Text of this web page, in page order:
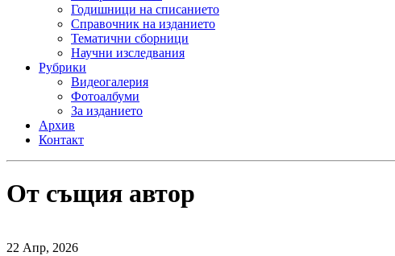
Годишници на списанието
Справочник на изданието
Тематични сборници
Научни изследвания
Рубрики
Видеогалерия
Фотоалбуми
За изданието
Архив
Контакт
От същия автор
22 Апр, 2026